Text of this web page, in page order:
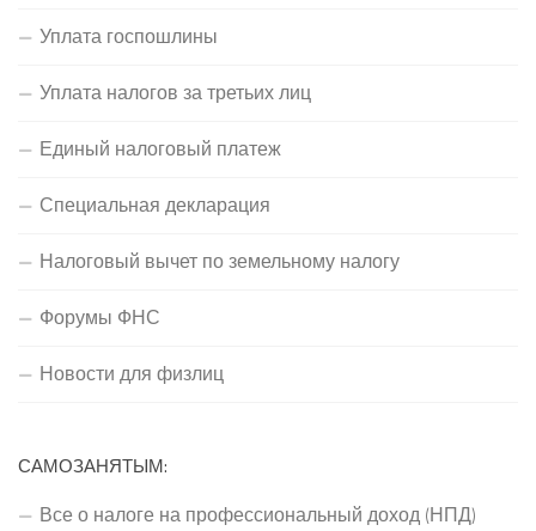
Уплата госпошлины
Уплата налогов за третьих лиц
Единый налоговый платеж
Специальная декларация
Налоговый вычет по земельному налогу
Форумы ФНС
Новости для физлиц
САМОЗАНЯТЫМ:
Все о налоге на профессиональный доход (НПД)